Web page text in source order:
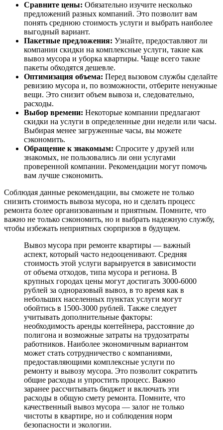
Сравните цены: Обязательно изучите несколько
предложений разных компаний. Это позволит вам
понять среднюю стоимость услуги и выбрать наиболее
выгодный вариант.
Пакетные предложения: Узнайте, предоставляют ли
компании скидки на комплексные услуги, такие как
вывоз мусора и уборка квартиры. Чаще всего такие
пакеты обходятся дешевле.
Оптимизация объема: Перед вызовом службы сделайте
ревизию мусора и, по возможности, отберите ненужные
вещи. Это снизит объем вывоза и, следовательно,
расходы.
Выбор времени: Некоторые компании предлагают
скидки на услуги в определенные дни недели или часы.
Выбирая менее загруженные часы, вы можете
сэкономить.
Обращение к знакомым: Спросите у друзей или
знакомых, не пользовались ли они услугами
проверенной компании. Рекомендации могут помочь
вам лучше сэкономить.
Соблюдая данные рекомендации, вы сможете не только
снизить стоимость вывоза мусора, но и сделать процесс
ремонта более организованным и приятным. Помните, что
важно не только сэкономить, но и выбрать надежную службу,
чтобы избежать неприятных сюрпризов в будущем.
Вывоз мусора при ремонте квартиры — важный
аспект, который часто недооценивают. Средняя
стоимость этой услуги варьируется в зависимости
от объема отходов, типа мусора и региона. В
крупных городах цены могут достигать 3000-6000
рублей за одноразовый вывоз, в то время как в
небольших населенных пунктах услуги могут
обойтись в 1500-3000 рублей. Также следует
учитывать дополнительные факторы:
необходимость аренды контейнера, расстояние до
полигона и возможные затраты на трудозатраты
работников. Наиболее экономичным вариантом
может стать сотрудничество с компаниями,
предоставляющими комплексные услуги по
ремонту и вывозу мусора. Это позволит сократить
общие расходы и упростить процесс. Важно
заранее рассчитывать бюджет и включать эти
расходы в общую смету ремонта. Помните, что
качественный вывоз мусора — залог не только
чистоты в квартире, но и соблюдения норм
безопасности и экологии.